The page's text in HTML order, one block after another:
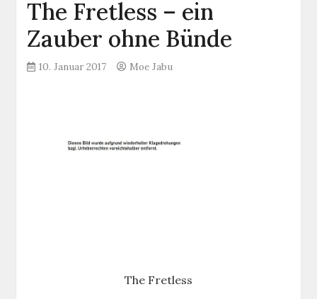
The Fretless – ein
Zauber ohne Bünde
10. Januar 2017 Moe Jabu
The Fretless